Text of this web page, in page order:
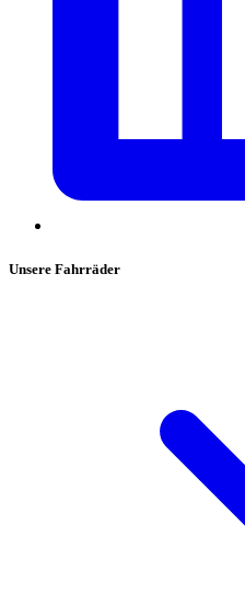
Unsere Fahrräder